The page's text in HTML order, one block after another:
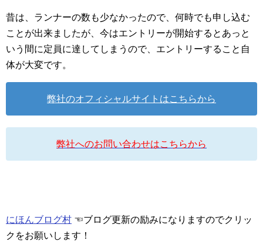
昔は、ランナーの数も少なかったので、何時でも申し込む
ことが出来ましたが、今はエントリーが開始するとあっと
いう間に定員に達してしまうので、エントリーすること自
体が大変です。
弊社のオフィシャルサイトはこちらから
弊社へのお問い合わせはこちらから
にほんブログ村 ☜ブログ更新の励みになりますのでクリッ
クをお願いします！